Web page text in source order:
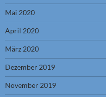
Mai 2020
April 2020
März 2020
Dezember 2019
November 2019